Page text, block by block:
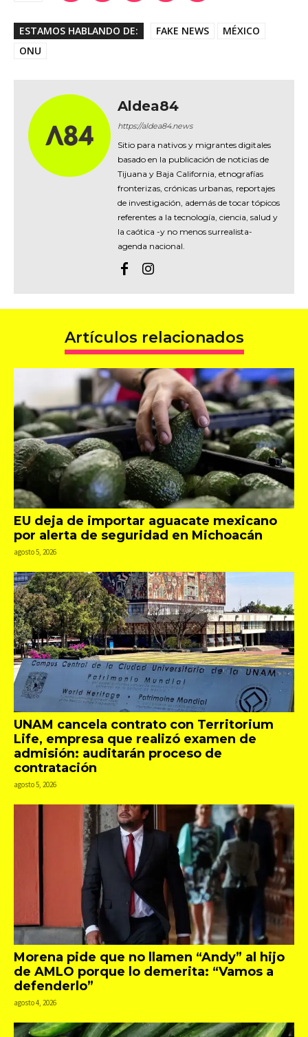
ESTAMOS HABLANDO DE: FAKE NEWS
MÉXICO
ONU
Aldea84
https://aldea84.news
Sitio para nativos y migrantes digitales
basado en la publicación de noticias de
Tijuana y Baja California, etnografías
fronterizas, crónicas urbanas, reportajes
de investigación, además de tocar tópicos
referentes a la tecnología, ciencia, salud y
la caótica -y no menos surrealista-
agenda nacional.
Artículos relacionados
EU deja de importar aguacate mexicano
por alerta de seguridad en Michoacán
agosto 5, 2026
UNAM cancela contrato con Territorium
Life, empresa que realizó examen de
admisión: auditarán proceso de
contratación
agosto 5, 2026
Morena pide que no llamen “Andy” al hijo
de AMLO porque lo demerita: “Vamos a
defenderlo”
agosto 4, 2026